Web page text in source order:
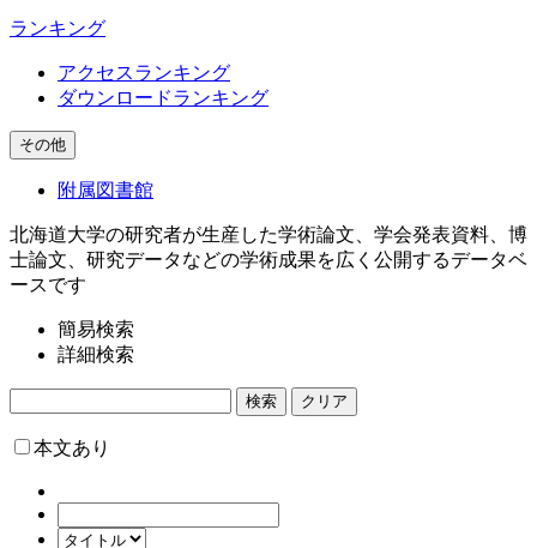
ランキング
アクセスランキング
ダウンロードランキング
その他
附属図書館
北海道大学の研究者が生産した学術論文、学会発表資料、博
士論文、研究データなどの学術成果を広く公開するデータベ
ースです
簡易検索
詳細検索
検索 クリア
本文あり